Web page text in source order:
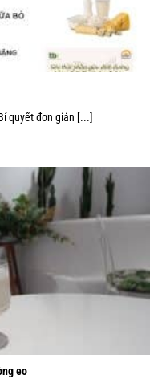
quyết đơn giản [...]
eo